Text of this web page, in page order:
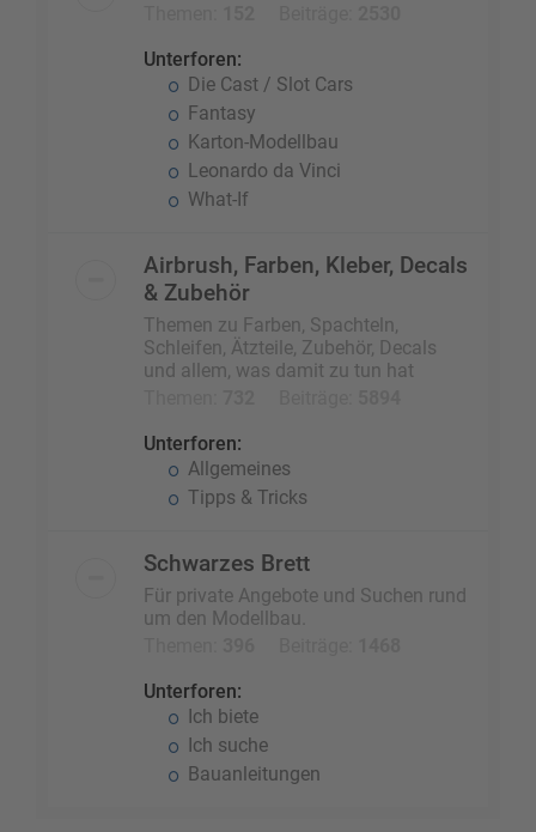
Unterforen:
Die Cast / Slot Cars
Fantasy
Karton-Modellbau
Leonardo da Vinci
What-If
Airbrush, Farben, Kleber, Decals
& Zubehör
Themen zu Farben, Spachteln,
Schleifen, Ätzteile, Zubehör, Decals
und allem, was damit zu tun hat
Unterforen:
Allgemeines
Tipps & Tricks
Schwarzes Brett
Für private Angebote und Suchen rund
um den Modellbau.
Unterforen:
Ich biete
Ich suche
Bauanleitungen